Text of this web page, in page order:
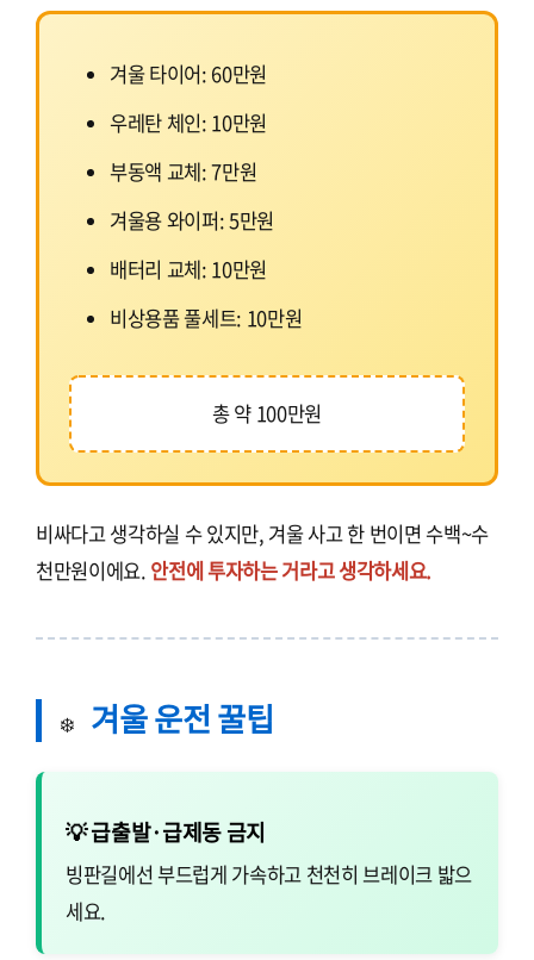
겨울 타이어: 60만원
우레탄 체인: 10만원
부동액 교체: 7만원
겨울용 와이퍼: 5만원
배터리 교체: 10만원
비상용품 풀세트: 10만원
총 약 100만원
비싸다고 생각하실 수 있지만, 겨울 사고 한 번이면 수백~수
천만원이에요. 안전에 투자하는 거라고 생각하세요.
❄️ 겨울 운전 꿀팁
💡 급출발·급제동 금지
빙판길에선 부드럽게 가속하고 천천히 브레이크 밟으
세요.